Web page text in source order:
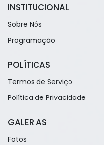
INSTITUCIONAL
Sobre Nós
Programação
POLÍTICAS
Termos de Serviço
Política de Privacidade
GALERIAS
Fotos